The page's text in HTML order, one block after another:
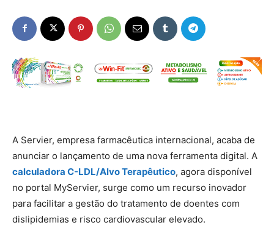
A Servier, empresa farmacêutica internacional, acaba de
anunciar o lançamento de uma nova ferramenta digital. A
calculadora C-LDL/Alvo Terapêutico, agora disponível
no portal MyServier, surge como um recurso inovador
para facilitar a gestão do tratamento de doentes com
dislipidemias e risco cardiovascular elevado.